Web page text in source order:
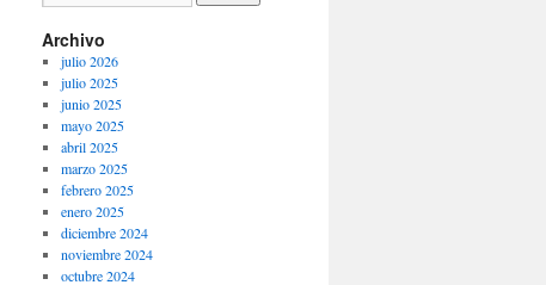
Archivo
julio 2026
julio 2025
junio 2025
mayo 2025
abril 2025
marzo 2025
febrero 2025
enero 2025
diciembre 2024
noviembre 2024
octubre 2024